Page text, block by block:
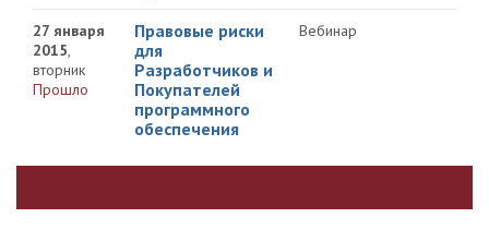
27 января
2015,
вторник
Прошло
Правовые риски
для
Разработчиков и
Покупателей
программного
обеспечения
Вебинар